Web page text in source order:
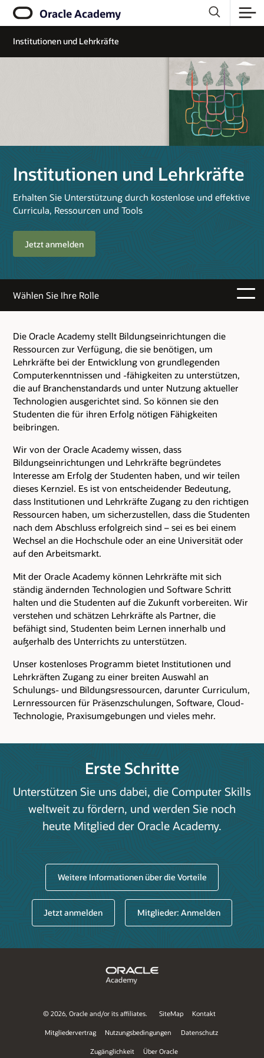
Oracle Academy
Institutionen und Lehrkräfte
Erhalten Sie Unterstützung durch kostenlose und effektive
Curricula, Ressourcen und Tools
Jetzt anmelden
Institutionen und Lehrkräfte
Wählen Sie Ihre Rolle
Die Oracle Academy stellt Bildungseinrichtungen die
Ressourcen zur Verfügung, die sie benötigen, um
Lehrkräfte bei der Entwicklung von grundlegenden
Computerkenntnissen und -fähigkeiten zu unterstützen,
die auf Branchenstandards und unter Nutzung aktueller
Technologien ausgerichtet sind. So können sie den
Studenten die für ihren Erfolg nötigen Fähigkeiten
beibringen.
Wir von der Oracle Academy wissen, dass
Bildungseinrichtungen und Lehrkräfte begründetes
Interesse am Erfolg der Studenten haben, und wir teilen
dieses Kernziel. Es ist von entscheidender Bedeutung,
dass Institutionen und Lehrkräfte Zugang zu den richtigen
Ressourcen haben, um sicherzustellen, dass die Studenten
nach dem Abschluss erfolgreich sind – sei es bei einem
Wechsel an die Hochschule oder an eine Universität oder
auf den Arbeitsmarkt.
Mit der Oracle Academy können Lehrkräfte mit sich
ständig ändernden Technologien und Software Schritt
halten und die Studenten auf die Zukunft vorbereiten. Wir
verstehen und schätzen Lehrkräfte als Partner, die
befähigt sind, Studenten beim Lernen innerhalb und
außerhalb des Unterrichts zu unterstützen.
Unser kostenloses Programm bietet Institutionen und
Lehrkräften Zugang zu einer breiten Auswahl an
Schulungs- und Bildungsressourcen, darunter Curriculum,
Lernressourcen für Präsenzschulungen, Software, Cloud-
Technologie, Praxisumgebungen und vieles mehr.
Erste Schritte
Unterstützen Sie uns dabei, die Computer Skills
weltweit zu fördern, und werden Sie noch
heute Mitglied der Oracle Academy.
Weitere Informationen über die Vorteile
Jetzt anmelden Mitglieder: Anmelden
© 2026, Oracle and/or its affiliates. SiteMap Kontakt
Mitgliedervertrag Nutzungsbedingungen Datenschutz
Zugänglichkeit Über Oracle